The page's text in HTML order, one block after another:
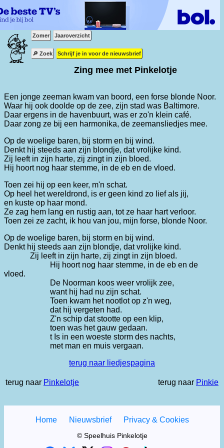
Zomer Jaaroverzicht
🔎 Zoek Schrijf je in voor de nieuwsbrief
Zing mee met Pinkelotje
Een jonge zeeman kwam van boord, een forse blonde Noor.
Waar hij ook doolde op de zee, zijn stad was Baltimore.
Daar ergens in de havenbuurt, was er zo'n klein café.
Daar zong ze bij een harmonika, de zeemansliedjes mee.
Op de woelige baren, bij storm en bij wind.
Denkt hij steeds aan zijn blondje, dat vrolijke kind.
Zij leeft in zijn harte, zij zingt in zijn bloed.
Hij hoort nog haar stemme, in de eb en de vloed.
Toen zei hij op een keer, m'n schat.
Op heel het wereldrond, is er geen kind zo lief als jij,
en kuste op haar mond.
Ze zag hem lang en rustig aan, tot ze haar hart verloor.
Toen zei ze zacht, ik hou van jou, mijn forse, blonde Noor.
Op de woelige baren, bij storm en bij wind.
Denkt hij steeds aan zijn blondje, dat vrolijke kind.
Zij leeft in zijn harte, zij zingt in zijn bloed.
Hij hoort nog haar stemme, in de eb en de
vloed.
De Noorman koos weer vrolijk zee,
want hij had nu zijn schat.
Toen kwam het nootlot op z'n weg,
dat hij vergeten had.
Z'n schip dat stootte op een klip,
toen was het gauw gedaan.
t Is in een woeste storm des nachts,
met man en muis vergaan.
terug naar liedjespagina
terug naar Pinkelotje terug naar Pinkie
Home Nieuwsbrief Privacy & Cookies
© Speelhuis Pinkelotje